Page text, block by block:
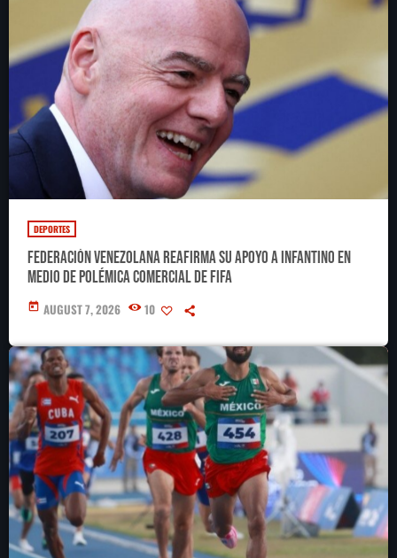
DEPORTES
Federación Venezolana reafirma su apoyo a Infantino en
medio de polémica comercial de FIFA
today AUGUST 7, 2026 10